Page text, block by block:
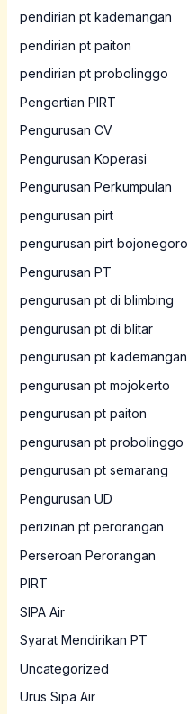
pendirian pt kademangan
pendirian pt paiton
pendirian pt probolinggo
Pengertian PIRT
Pengurusan CV
Pengurusan Koperasi
Pengurusan Perkumpulan
pengurusan pirt
pengurusan pirt bojonegoro
Pengurusan PT
pengurusan pt di blimbing
pengurusan pt di blitar
pengurusan pt kademangan
pengurusan pt mojokerto
pengurusan pt paiton
pengurusan pt probolinggo
pengurusan pt semarang
Pengurusan UD
perizinan pt perorangan
Perseroan Perorangan
PIRT
SIPA Air
Syarat Mendirikan PT
Uncategorized
Urus Sipa Air